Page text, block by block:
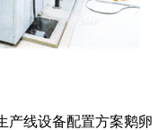
产线设备配置方案鹅卵